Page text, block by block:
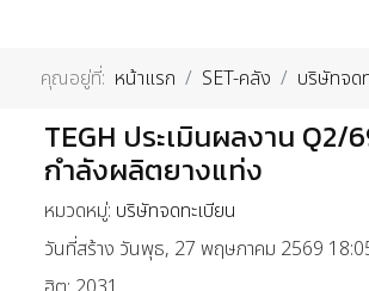
คุณอยู่ที่: หน้าแรก SET-คลัง บริษัทจด
TEGH ประเมินผลงาน
กำลังผลิตยางแท่ง
หมวดหมู่: บริษัทจดทะเบียน
วันที่สร้าง วันพุธ, 27 พฤษภาคม 2569